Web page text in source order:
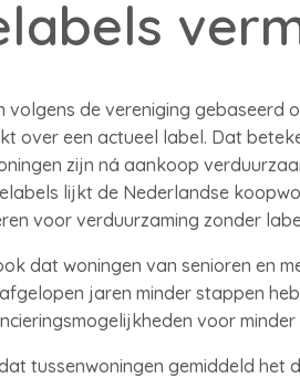
volgens de vereniging gebaseerd
over een actueel label. Dat
zijn ná aankoop
lijkt de Nederlandse
voor verduurzaming zonder
dat woningen van senioren en
jaren minder stappen
voor
tussenwoningen gemiddeld het